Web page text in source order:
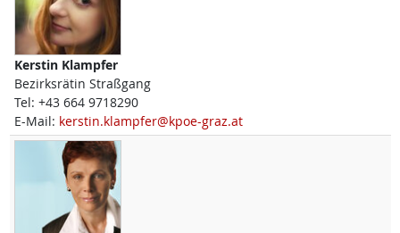
Kerstin Klampfer
Bezirksrätin Straßgang
Tel: +43 664 9718290
E-Mail: kerstin.klampfer@kpoe-graz.at